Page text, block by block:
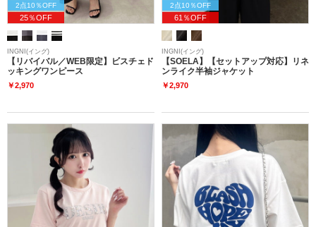
2点10％OFF
25％OFF
INGNI(イング)
【リバイバル／WEB限定】ビスチェド
ッキングワンピース
￥2,970
2点10％OFF
61％OFF
INGNI(イング)
【SOELA】【セットアップ対応】リネ
ンライク半袖ジャケット
￥2,970